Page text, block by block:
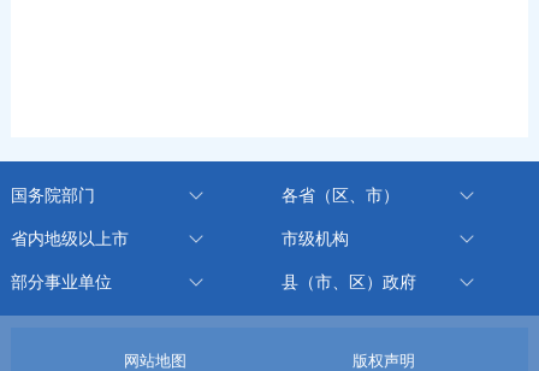
国务院部门 各省（区、市）
省内地级以上市 市级机构
部分事业单位 县（市、区）政府
网站地图
版权声明